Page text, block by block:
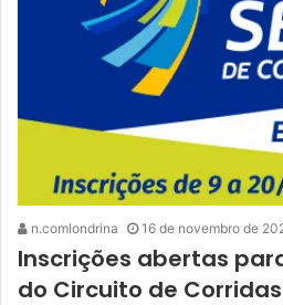
n.comlondrina 16 de novembro de
Inscrições abertas
do Circuito de